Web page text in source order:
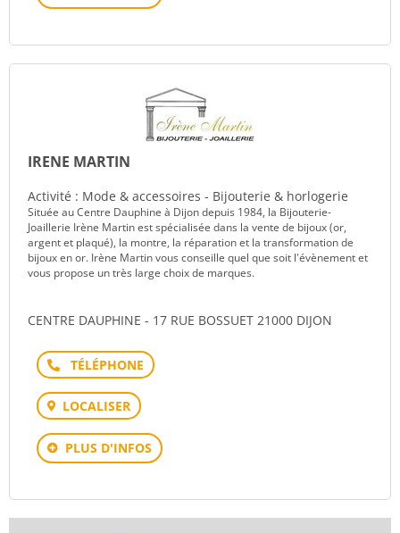
IRENE MARTIN
Activité : Mode & accessoires - Bijouterie & horlogerie
Située au Centre Dauphine à Dijon depuis 1984, la Bijouterie-
Joaillerie Irène Martin est spécialisée dans la vente de bijoux (or,
argent et plaqué), la montre, la réparation et la transformation de
bijoux en or. Irène Martin vous conseille quel que soit l'évènement et
vous propose un très large choix de marques.
CENTRE DAUPHINE - 17 RUE BOSSUET 21000 DIJON
Téléphone
LOCALISER
PLUS D'INFOS